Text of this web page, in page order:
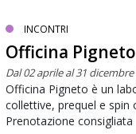
INCONTRI
Officina Pigneto
Dal 02 aprile al 31 dicembre
Officina Pigneto è un
collettive, prequel e spin
Prenotazione consigliata